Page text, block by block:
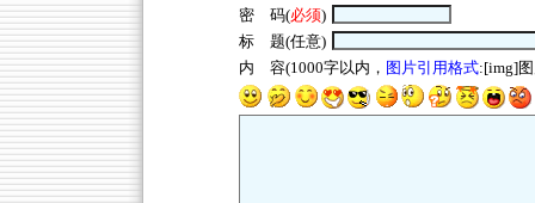
密 码(必须)
标 题(任意)
内 容(1000字以内， 图片引用格式:[img]